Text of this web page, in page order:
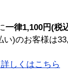
一律1,100円(税
)のお客様は
しくはこちら